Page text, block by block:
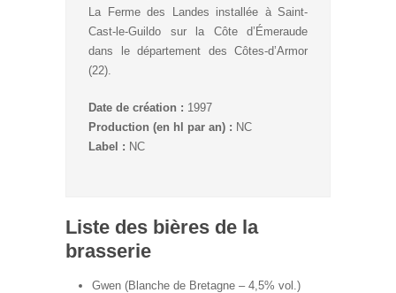
La Ferme des Landes installée à Saint-
Cast-le-Guildo sur la Côte d’Émeraude
dans le département des Côtes-d’Armor
(22).
Date de création : 1997
Production (en hl par an) : NC
Label : NC
Liste des bières de la
brasserie
Gwen (Blanche de Bretagne – 4,5% vol.)